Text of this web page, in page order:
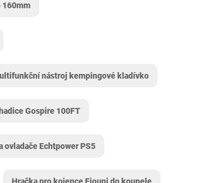
160mm
nástroj kempingové kladívko
Gospire 100FT
ovladače Echtpower PS5